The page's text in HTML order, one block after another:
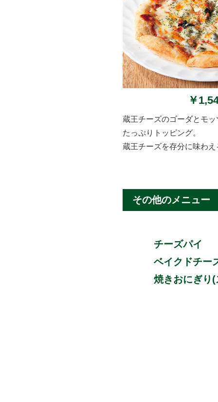
￥
蔵王チーズのゴーダとモ
たっぷりトッピング。
蔵王チーズを存分に味わえ
その他のメニュー
チーズパイ
ベイクドチー
焼きおにぎり